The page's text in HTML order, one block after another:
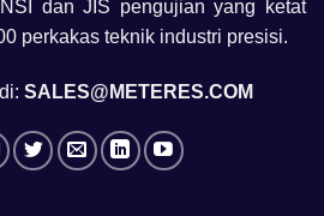
dan JIS pengujian yang ketat
perkakas teknik industri presisi.
SALES@METERES.COM